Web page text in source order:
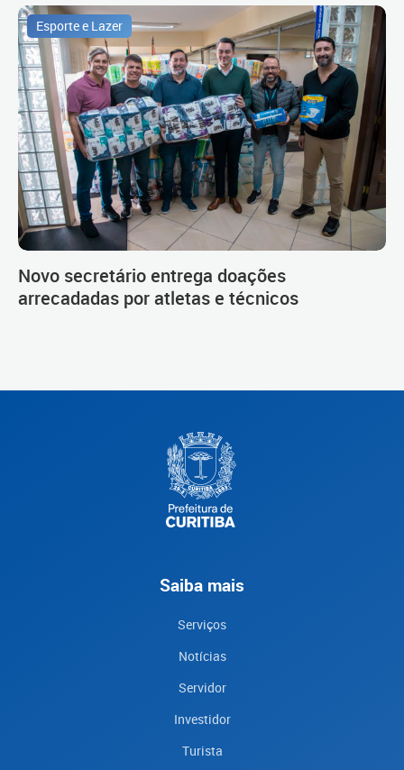
Esporte e Lazer
Novo secretário entrega doações
arrecadadas por atletas e técnicos
Saiba mais
Serviços
Notícias
Servidor
Investidor
Turista